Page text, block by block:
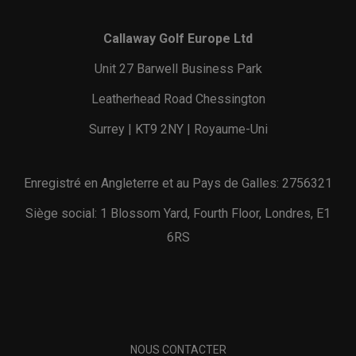
Callaway Golf Europe Ltd
Unit 27 Barwell Business Park
Leatherhead Road Chessington
Surrey | KT9 2NY | Royaume-Uni
Enregistré en Angleterre et au Pays de Galles: 2756321
Siège social: 1 Blossom Yard, Fourth Floor, Londres, E1
6RS
NOUS CONTACTER